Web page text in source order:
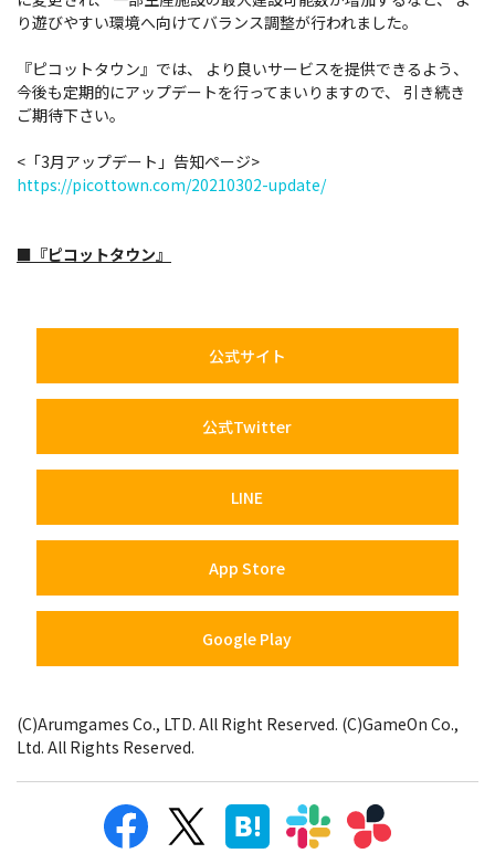
り遊びやすい環境へ向けてバランス調整が行われました。
『ピコットタウン』では、 より良いサービスを提供できるよう、
今後も定期的にアップデートを行ってまいりますので、 引き続き
ご期待下さい。
<「3月アップデート」告知ページ>
https://picottown.com/20210302-update/
■『ピコットタウン』
公式サイト
公式Twitter
LINE
App Store
Google Play
(C)Arumgames Co., LTD. All Right Reserved. (C)GameOn Co.,
Ltd. All Rights Reserved.